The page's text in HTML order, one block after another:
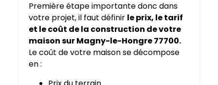
Première étape importante donc dans
votre projet, il faut définir le prix, le tarif
et le coût de la construction de votre
maison sur Magny-le-Hongre 77700.
Le coût de votre maison se décompose
en :